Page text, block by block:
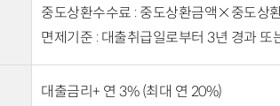
중도상환수수료 : 중도상환금액×중도상
면제기준 : 대출취급일로부터 3년 경과
대출금리+ 연 3% (최대 연 20%)